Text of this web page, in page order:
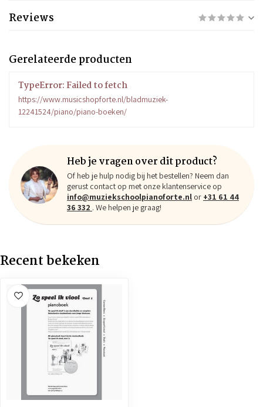
Reviews
Gerelateerde producten
TypeError: Failed to fetch
https://www.musicshopforte.nl/bladmuziek-
12241524/piano/piano-boeken/
Heb je vragen over dit product?
Of heb je hulp nodig bij het bestellen? Neem dan
gerust contact op met onze klantenservice op
info@muziekschoolpianoforte.nl or +31 61 44
36 332 . We helpen je graag!
Recent bekeken